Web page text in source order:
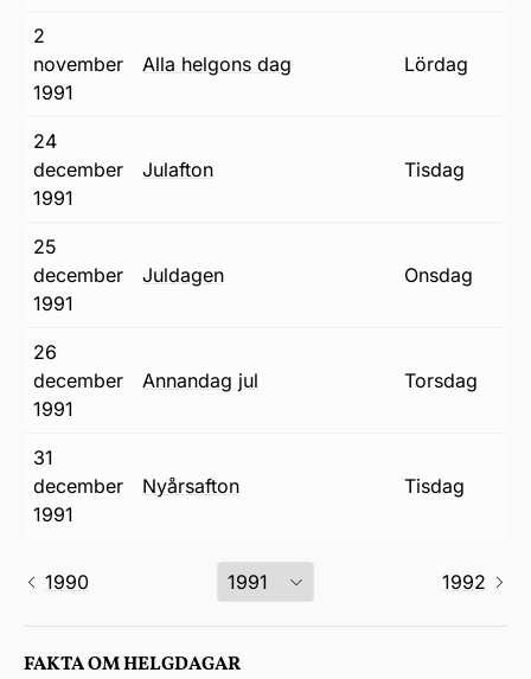
2
november
1991
alla helgons dag lördag
24
december
1991
julafton tisdag
25
december
1991
juldagen onsdag
26
december
1991
annandag jul torsdag
31
december
1991
nyårsafton tisdag
1990 1992
FAKTA OM HELGDAGAR